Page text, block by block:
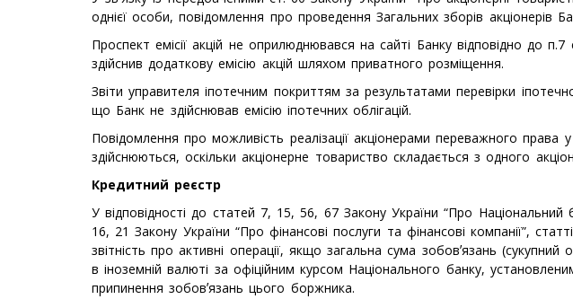
однієї особи, повідомлення про проведення Загальних зборів акціонерів
Проспект емісії акцій не оприлюднювався на сайті Банку відповідно до
здійснив додаткову емісію акцій шляхом приватного розміщення.
Звіти управителя іпотечним покриттям за результатами перевірки
що Банк не здійснював емісію іпотечних облігацій.
Повідомлення про можливість реалізації акціонерами переважного права
здійснюються, оскільки акціонерне товариство складається з одного
Кредитний реєстр
У відповідності до статей 7, 15, 56, 67 Закону України “Про Національний
16, 21 Закону України “Про фінансові послуги та фінансові компанії”,
звітність про активні операції, якщо загальна сума зобовʼязань
в іноземній валюті за офіційним курсом Національного банку,
припинення зобовʼязань цього боржника.